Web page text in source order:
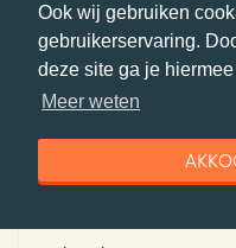
Ook wij gebruiken
gebruikerservaring.
deze site ga je
Meer weten
Vervoer
vrijheid tijdens de